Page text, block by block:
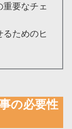
要なチェ
るためのヒ
の必要性